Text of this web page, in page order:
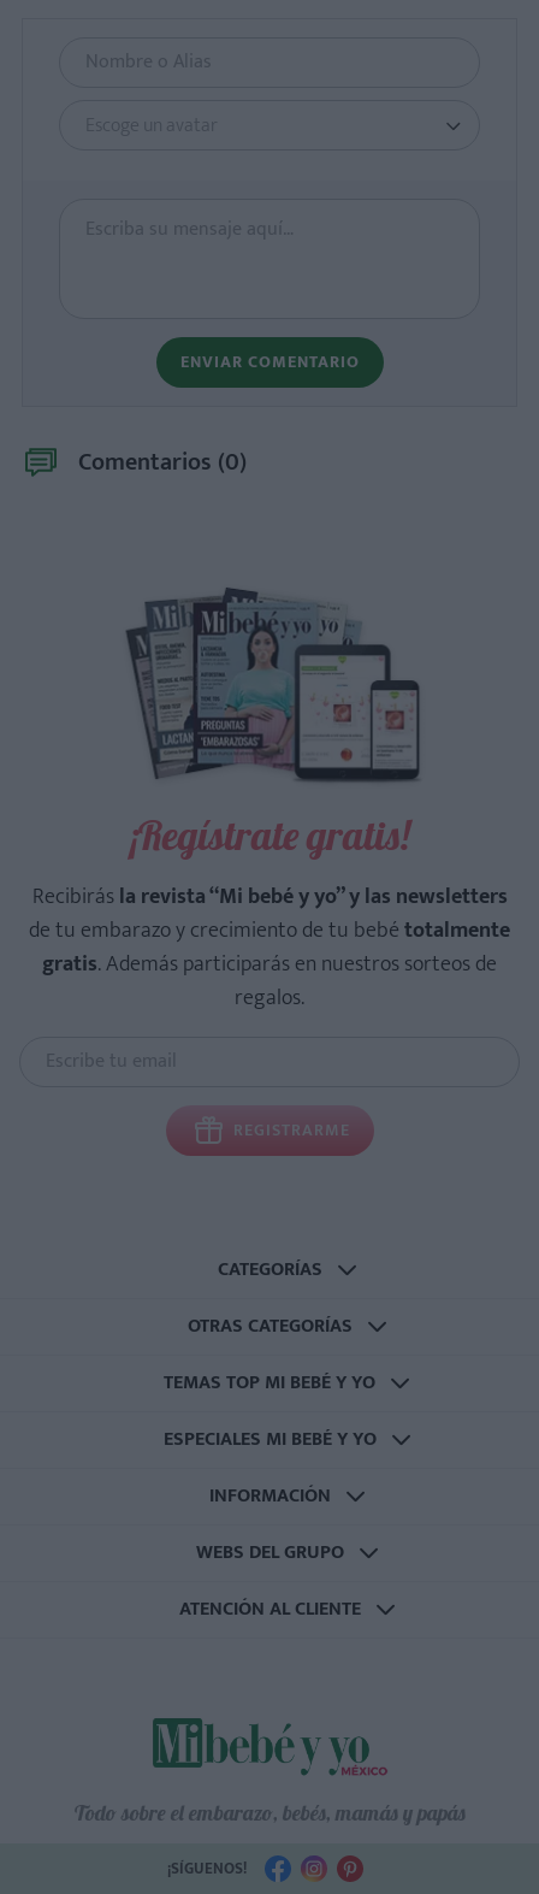
Escoge un avatar
ENVIAR COMENTARIO
Comentarios (0)
¡Regístrate gratis!
Recibirásla revista “Mi bebé y yo” y las newsletters
de tu embarazo y crecimiento de tu bebétotalmente
gratis. Además participarás en nuestros sorteos de
regalos.
REGISTRARME
CATEGORÍAS
OTRAS CATEGORÍAS
TEMAS TOP MI BEBÉ Y YO
ESPECIALES MI BEBÉ Y YO
INFORMACIÓN
WEBS DEL GRUPO
ATENCIÓN AL CLIENTE
Todo sobre el embarazo, bebés, mamás y papás
¡SÍGUENOS!